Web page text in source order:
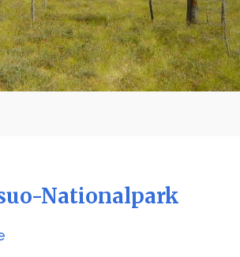
Nationalpark